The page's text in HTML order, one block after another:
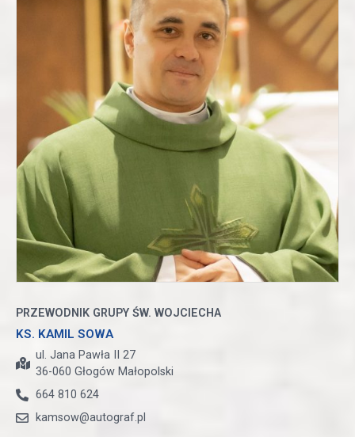
PRZEWODNIK GRUPY ŚW. WOJCIECHA
KS. KAMIL SOWA
ul. Jana Pawła II 27
36-060 Głogów Małopolski
664 810 624
kamsow@autograf.pl